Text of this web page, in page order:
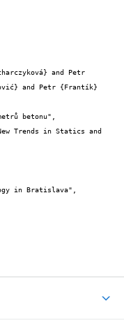
and Petr {Frantík}